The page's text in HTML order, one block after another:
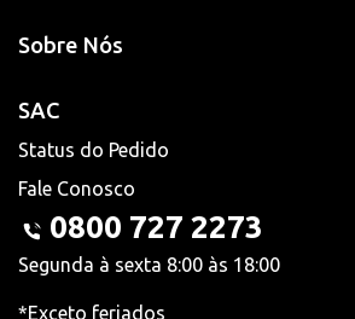
Sobre Nós
SAC
Status do Pedido
Fale Conosco
0800 727 2273
Segunda à sexta 8:00 às 18:00
*Exceto feriados